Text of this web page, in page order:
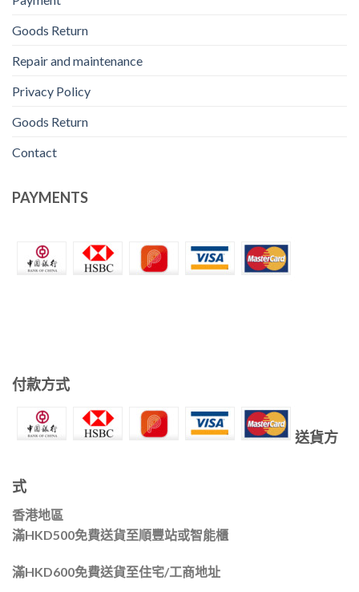
Goods Return
Repair and maintenance
Privacy Policy
Goods Return
Contact
PAYMENTS
付款方式
送貨方
式
香港地區
滿HKD500免費送貨至順豐站或智能櫃
滿HKD600免費送貨至住宅/工商地址